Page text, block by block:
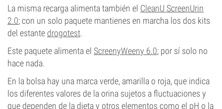
La misma recarga alimenta también el CleanU ScreenUrin
2.0; con un solo paquete mantienes en marcha los dos kits
del estante drogotest.
Este paquete alimenta el ScreenyWeeny 6.0; por sí solo no
hace nada.
En la bolsa hay una marca verde, amarilla o roja, que indica
los diferentes valores de la orina sujetos a fluctuaciones y
que dependen de la dieta y otros elementos como el pH o la